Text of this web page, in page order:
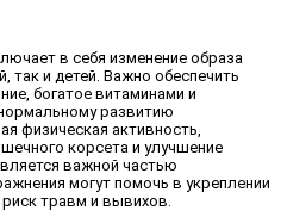
в себя изменение образа
так и детей. Важно обеспечить
богатое витаминами и
развитию
физическая активность,
корсета и улучшение
важной частью
могут помочь в укреплении
травм и вывихов.